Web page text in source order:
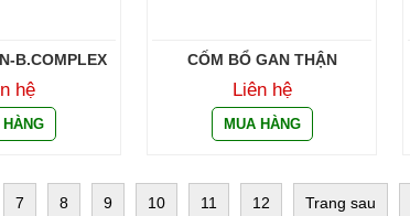
B.COMPLEX
hệ
CỐM BỔ GAN THẬN
Liên hệ
7 8 9 10 11 12 Trang sau